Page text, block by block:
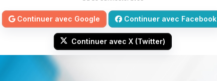
Continuer avec Google Continuer avec Facebook
Continuer avec X (Twitter)